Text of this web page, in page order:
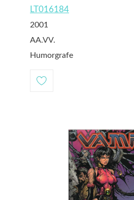
LT016184
2001
AA.VV.
Humorgrafe